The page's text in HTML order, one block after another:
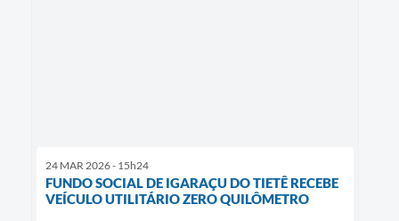
24 MAR 2026 - 15h24
FUNDO SOCIAL DE IGARAÇU DO TIETÊ RECEBE
VEÍCULO UTILITÁRIO ZERO QUILÔMETRO